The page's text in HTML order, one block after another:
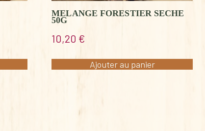
MELANGE FORESTIER SECHE
50G
10,20 €
Ajouter au panier